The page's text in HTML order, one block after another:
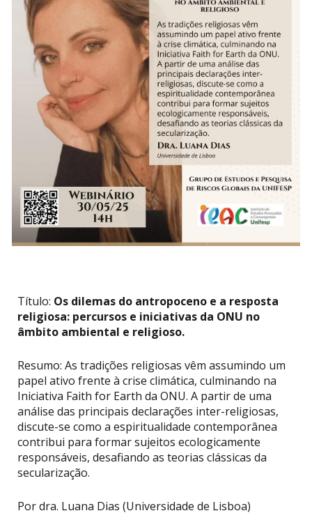
Título: Os dilemas do antropoceno e a resposta
religiosa: percursos e iniciativas da ONU no
âmbito ambiental e religioso.
Resumo: As tradições religiosas vêm assumindo um
papel ativo frente à crise climática, culminando na
Iniciativa Faith for Earth da ONU. A partir de uma
análise das principais declarações inter-religiosas,
discute-se como a espiritualidade contemporânea
contribui para formar sujeitos ecologicamente
responsáveis, desafiando as teorias clássicas da
secularização.
Por dra. Luana Dias (Universidade de Lisboa)